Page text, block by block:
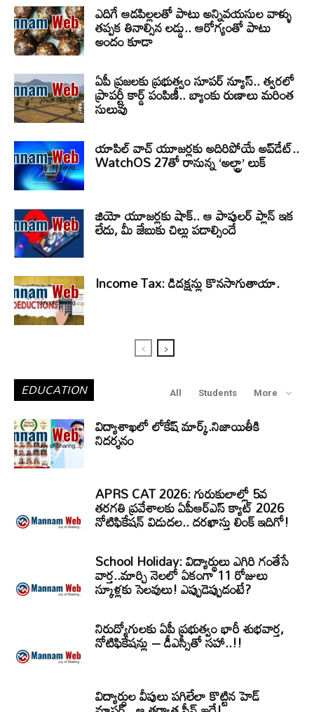
ఎదిగే ఆడపిల్లలతో పాటు అన్నివయసుల వాళ్ళు
తప్పక తినాల్సిన లడ్డు.. ఆరోగ్యంతో పాటు
అందం కూడా
ఏపీ ప్రజలకు ప్రభుత్వం సూపర్ న్యూస్.. త్వరలో
ప్రాపర్టీ కార్డ్ పంపిణీ.. బ్యాంకు రుణాలు మరింత
సులువు
యాపిల్ వాచ్ యూజర్లకు అదిరిపోయే అప్‌డేట్..
WatchOS 27తో రానున్న ‘అల్ట్రా’ లుక్
జియో యూజర్లకు షాక్.. ఆ పాపులర్ ప్లాన్ ఇక
లేదు, మీ జేబుకు చిల్లు పడాల్సిందే
Income Tax: డిడక్షన్లు కొనసాగుతాయా.
EDUCATION All Students More
విద్యాశాఖలో లోకేష్ మార్క్.నిజాయితీకి
నిదర్శనం
APRS CAT 2026: గురుకులాల్లో 5వ
తరగతి ప్రవేశాలకు ఏపీఆర్‌ఎస్‌ క్యాట్‌ 2026
నోటిఫికేషన్‌ విడుదల.. దరఖాస్తు లింక్‌ ఇదిగో!
School Holiday: విద్యార్థులు ఎగిరి గంతేసే
వార్త..మార్చి నెలలో ఏకంగా 11 రోజులు
స్కూళ్లకు సెలవులు! ఎప్పుడెప్పుడంటే?
నిరుద్యోగులకు ఏపీ ప్రభుత్వం భారీ శుభవార్త,
నోటిఫికేషన్లు – డీఎస్సీతో సహా..!!
విద్యార్ధుల వీపులు పగిలేలా కొట్టిన హెడ్